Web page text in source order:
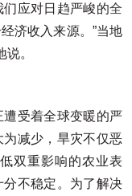
应对日趋严峻的全
济收入来源。”当地
。
受着全球变暖的严
减少，旱灾不仅恶
双重影响的农业表
不稳定。为了解决